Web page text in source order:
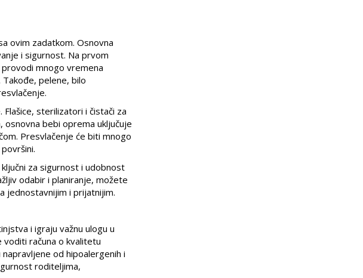
ovim zadatkom. Osnovna
i sigurnost. Na prvom
mnogo vremena
pelene, bilo
sterilizatori i čistači za
osnovna bebi oprema uključuje
Presvlačenje će biti mnogo
za sigurnost i udobnost
odabir i planiranje, možete
jednostavnijim i prijatnijim.
i igraju važnu ulogu u
voditi računa o kvalitetu
od hipoalergenih i
roditeljima,